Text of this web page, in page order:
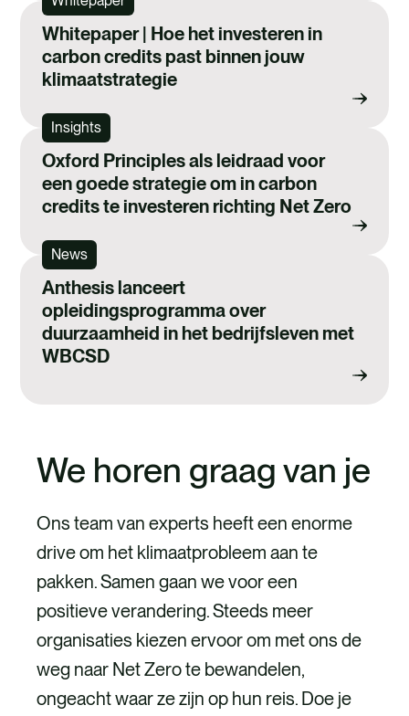
Whitepaper | Hoe het investeren in
carbon credits past binnen jouw
klimaatstrategie
Insights
Oxford Principles als leidraad voor
een goede strategie om in carbon
credits te investeren richting Net Zero
News
Anthesis lanceert
opleidingsprogramma over
duurzaamheid in het bedrijfsleven met
WBCSD
We horen graag van je
Ons team van experts heeft een enorme
drive om het klimaatprobleem aan te
pakken. Samen gaan we voor een
positieve verandering. Steeds meer
organisaties kiezen ervoor om met ons de
weg naar Net Zero te bewandelen,
ongeacht waar ze zijn op hun reis. Doe je